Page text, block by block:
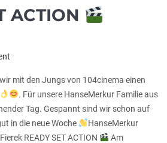
ACTION
mit den Jungs von 104cinema einen
. Für unsere HanseMerkur Familie aus
Tag. Gespannt sind wir schon auf
in die neue Woche
HanseMerkur
READY SET ACTION
Am